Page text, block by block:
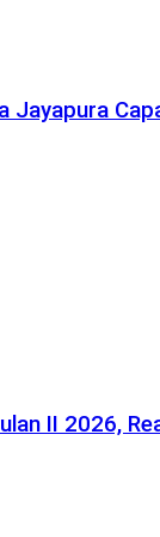
Jayapura
II 2026,